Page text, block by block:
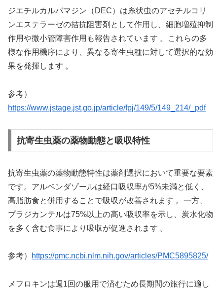
ジエチルカルバマジン（DEC）は糸状虫のアセチルコリ
ンエステラーゼの拮抗阻害剤として作用し、細胞増殖抑制
作用や微小管障害作用も報告されています 。これらの多
様な作用機序により、異なる寄生虫種に対して選択的な効
果を発揮します 。
参考）
https://www.jstage.jst.go.jp/article/fpj/149/5/149_214/_pdf
抗寄生虫薬の薬物動態と吸収特性
抗寄生虫薬の薬物動態特性は薬剤選択において重要な要素
です。アルベンダゾールは経口吸収率が5%未満と低く、
高脂肪食と併用することで吸収が改善されます 。一方、
プラジカンテルは75%以上の高い吸収率を示し、炭水化物
を多く含む食事により吸収が促進されます 。
参考） https://pmc.ncbi.nlm.nih.gov/articles/PMC5895825/
メフロキンは週1回の服用で済むため長期間の旅行に適し